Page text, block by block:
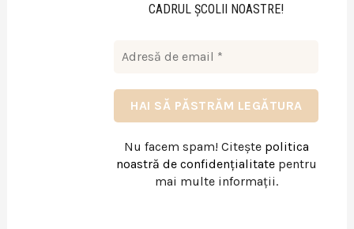
CADRUL ŞCOLII NOASTRE!
Nu facem spam! Citește politica
noastră de confidențialitatepentru
mai multe informații.